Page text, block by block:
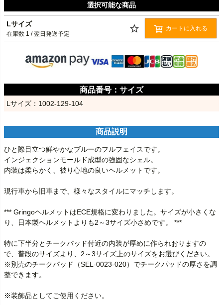
選択可能な商品
Lサイズ
在庫数 1 / 翌日発送予定
カートに入れる
サイズ
商品説明
ひと際目立つ鮮やかなブルーのフルフェイスです。
インジェクションモールド成型の強固なシェル。
内装は柔らかく、被り心地の良いヘルメットです。
現行車から旧車まで、様々なスタイルにマッチします。
*** GringoヘルメットはECE規格に変わりました。サイズが小さくな
り、日本製ヘルメットよりも2～3サイズ小さめです。 ***
特に下半分とチークパッド付近の内装が厚めに作られおりますの
で、普段のサイズより、2～3サイズ上のサイズをお選びください。
※別売のチークパッド（SEL-0023-020）でチークパッドの厚さを調
整できます。
※装飾品としてご使用ください。